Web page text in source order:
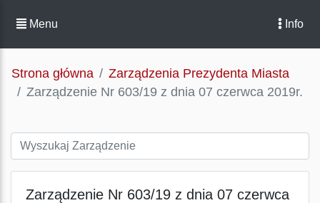
Menu Info
Strona główna
Zarządzenia Prezydenta Miasta
Zarządzenie Nr 603/19 z dnia 07 czerwca 2019r.
Zarządzenie Nr 603/19 z dnia 07 czerwca